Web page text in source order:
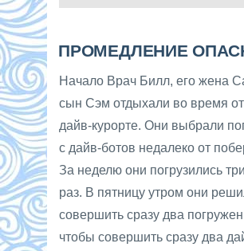
ПРОМЕДЛЕНИЕ
Начало Врач Билл, его жена
сын Сэм отдыхали во время
дайв-курорте. Они выбрали
с дайв-ботов недалеко от
За неделю они погрузились
раз. В пятницу утром они
совершить сразу два
чтобы совершить сразу два